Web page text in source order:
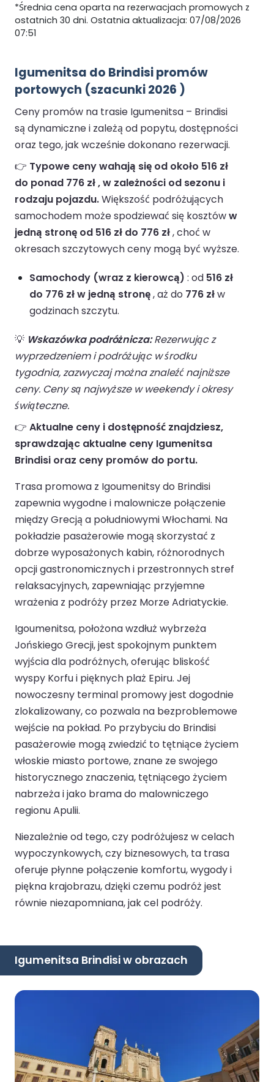
*Średnia cena oparta na rezerwacjach promowych z
ostatnich 30 dni. Ostatnia aktualizacja: 07/08/2026
07:51
Igumenitsa do Brindisi promów
portowych (szacunki 2026 )
Ceny promów na trasie Igumenitsa – Brindisi
są dynamiczne i zależą od popytu, dostępności
oraz tego, jak wcześnie dokonano rezerwacji.
👉 Typowe ceny wahają się od około 516 zł
do ponad 776 zł , w zależności od sezonu i
rodzaju pojazdu.Większość podróżujących
samochodem może spodziewać się kosztóww
jedną stronę od 516 zł do 776 zł, choć w
okresach szczytowych ceny mogą być wyższe.
Samochody (wraz z kierowcą) : od 516 zł
do 776 zł w jedną stronę, aż do 776 złw
godzinach szczytu.
💡 Wskazówka podróżnicza:Rezerwując z
wyprzedzeniem i podróżując w środku
tygodnia, zazwyczaj można znaleźć najniższe
ceny. Ceny są najwyższe w weekendy i okresy
świąteczne.
👉 Aktualne ceny i dostępność znajdziesz,
sprawdzając aktualne ceny Igumenitsa
Brindisi oraz ceny promów do portu.
Trasa promowa z Igoumenitsy do Brindisi
zapewnia wygodne i malownicze połączenie
między Grecją a południowymi Włochami. Na
pokładzie pasażerowie mogą skorzystać z
dobrze wyposażonych kabin, różnorodnych
opcji gastronomicznych i przestronnych stref
relaksacyjnych, zapewniając przyjemne
wrażenia z podróży przez Morze Adriatyckie.
Igoumenitsa, położona wzdłuż wybrzeża
Jońskiego Grecji, jest spokojnym punktem
wyjścia dla podróżnych, oferując bliskość
wyspy Korfu i pięknych plaż Epiru. Jej
nowoczesny terminal promowy jest dogodnie
zlokalizowany, co pozwala na bezproblemowe
wejście na pokład. Po przybyciu do Brindisi
pasażerowie mogą zwiedzić to tętniące życiem
włoskie miasto portowe, znane ze swojego
historycznego znaczenia, tętniącego życiem
nabrzeża i jako brama do malowniczego
regionu Apulii.
Niezależnie od tego, czy podróżujesz w celach
wypoczynkowych, czy biznesowych, ta trasa
oferuje płynne połączenie komfortu, wygody i
piękna krajobrazu, dzięki czemu podróż jest
równie niezapomniana, jak cel podróży.
Igumenitsa Brindisi w obrazach